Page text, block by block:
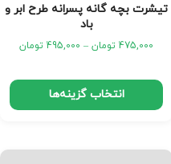
تیشرت بچه گانه پسرانه طرح ابر و
باد
475,000 تومان –
495,000 تومان
انتخاب گزینه‌ها